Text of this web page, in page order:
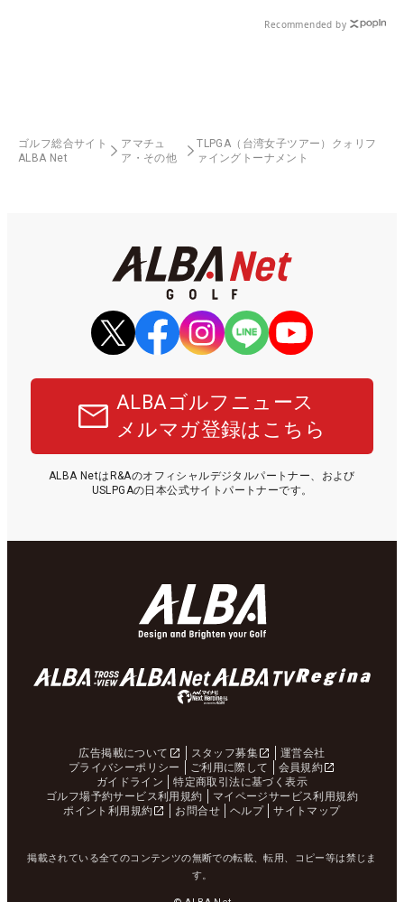
Recommended by
ゴルフ総合サイト
ALBA Net
アマチュ
ア・その他
TLPGA（台湾女子ツアー）クォリフ
ァイングトーナメント
ALBAゴルフニュース
メルマガ登録はこちら
ALBA NetはR&Aのオフィシャルデジタルパートナー、および
USLPGAの日本公式サイトパートナーです。
広告掲載について スタッフ募集
運営会社
プライバシーポリシー
ご利用に際して
会員規約
ガイドライン
特定商取引法に基づく表示
ゴルフ場予約サービス利用規約
マイページサービス利用規約
ポイント利用規約
お問合せ ヘルプ サイトマップ
掲載されている全てのコンテンツの無断での転載、転用、コピー等は禁じま
す。